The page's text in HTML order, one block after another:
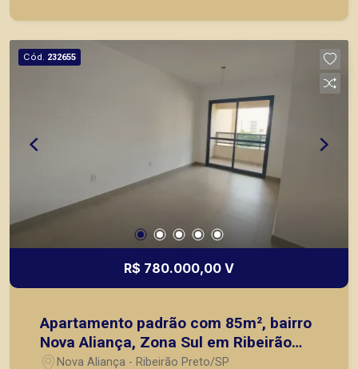
com agilidade e segurança, em locação, vendas
de imóveis prontos, usados ou mesmo nos
Cód. 232655
R$ 780.000,00 V
Apartamento padrão com 85m², bairro
Nova Aliança, Zona Sul em Ribeirão
Preto/SP.
Nova Aliança - Ribeirão Preto/SP